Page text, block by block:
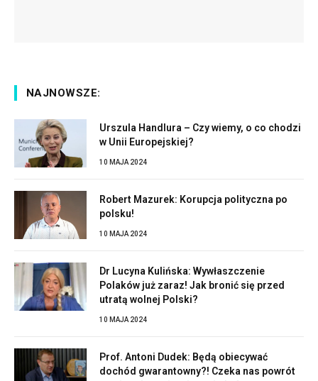
NAJNOWSZE:
Urszula Handlura – Czy wiemy, o co chodzi
w Unii Europejskiej?
10 MAJA 2024
Robert Mazurek: Korupcja polityczna po
polsku!
10 MAJA 2024
Dr Lucyna Kulińska: Wywłaszczenie
Polaków już zaraz! Jak bronić się przed
utratą wolnej Polski?
10 MAJA 2024
Prof. Antoni Dudek: Będą obiecywać
dochód gwarantowny?! Czeka nas powrót